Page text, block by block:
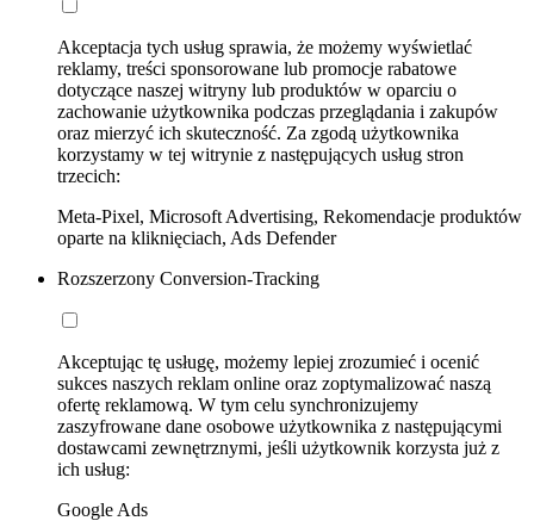
Akceptacja tych usług sprawia, że możemy wyświetlać
reklamy, treści sponsorowane lub promocje rabatowe
dotyczące naszej witryny lub produktów w oparciu o
zachowanie użytkownika podczas przeglądania i zakupów
oraz mierzyć ich skuteczność. Za zgodą użytkownika
korzystamy w tej witrynie z następujących usług stron
trzecich:
Meta-Pixel, Microsoft Advertising, Rekomendacje produktów
oparte na kliknięciach, Ads Defender
Rozszerzony Conversion-Tracking
Akceptując tę usługę, możemy lepiej zrozumieć i ocenić
sukces naszych reklam online oraz zoptymalizować naszą
ofertę reklamową. W tym celu synchronizujemy
zaszyfrowane dane osobowe użytkownika z następującymi
dostawcami zewnętrznymi, jeśli użytkownik korzysta już z
ich usług:
Google Ads